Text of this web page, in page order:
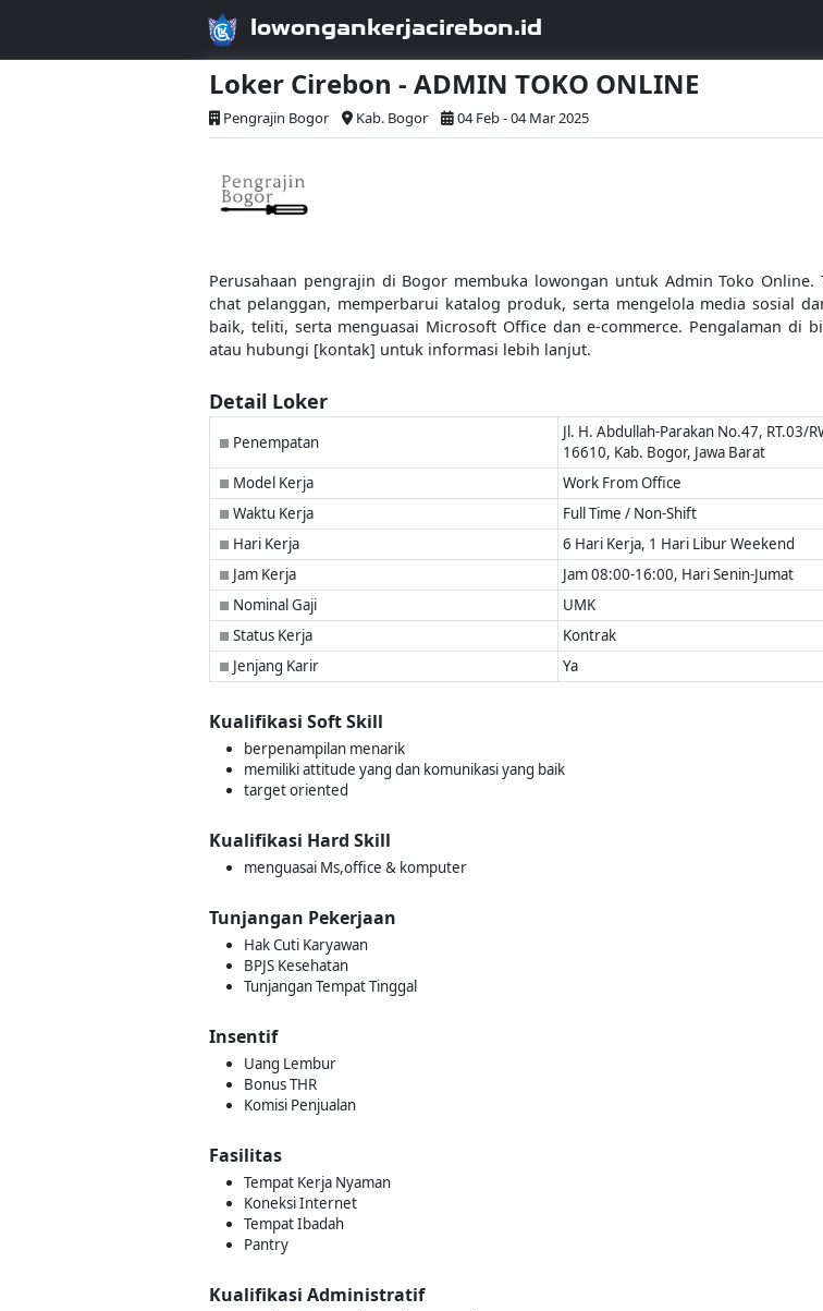
lowongankerjacirebon.id
Loker Cirebon - ADMIN TOKO ONLINE
Pengrajin Bogor Kab. Bogor 04 Feb - 04 Mar 2025
Perusahaan pengrajin di Bogor membuka lowongan untuk Admin Toko
chat pelanggan, memperbarui katalog produk, serta mengelola media sosial
baik, teliti, serta menguasai Microsoft Office dan e-commerce. Pengalaman di
atau hubungi [kontak] untuk informasi lebih lanjut.
Detail Loker
■ Penempatan
Jl. H. Abdullah-Parakan No.47, RT.03/
16610, Kab. Bogor, Jawa Barat
■ Model Kerja Work From Office
■ Waktu Kerja Full Time / Non-Shift
■ Hari Kerja 6 Hari Kerja, 1 Hari Libur Weekend
■ Jam Kerja Jam 08:00-16:00, Hari Senin-Jumat
■ Nominal Gaji UMK
■ Status Kerja Kontrak
■ Jenjang Karir Ya
Kualifikasi Soft Skill
berpenampilan menarik
memiliki attitude yang dan komunikasi yang baik
target oriented
Kualifikasi Hard Skill
menguasai Ms,office & komputer
Tunjangan Pekerjaan
Hak Cuti Karyawan
BPJS Kesehatan
Tunjangan Tempat Tinggal
Insentif
Uang Lembur
Bonus THR
Komisi Penjualan
Fasilitas
Tempat Kerja Nyaman
Koneksi Internet
Tempat Ibadah
Pantry
Kualifikasi Administratif